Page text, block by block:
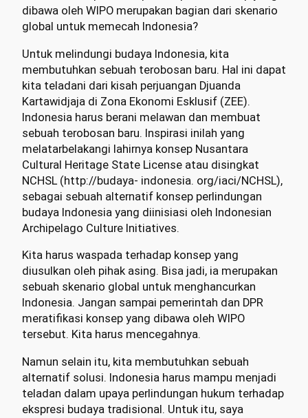
dibawa oleh WIPO merupakan bagian dari skenario
global untuk memecah Indonesia?
Untuk melindungi budaya Indonesia, kita
membutuhkan sebuah terobosan baru. Hal ini dapat
kita teladani dari kisah perjuangan Djuanda
Kartawidjaja di Zona Ekonomi Esklusif (ZEE).
Indonesia harus berani melawan dan membuat
sebuah terobosan baru. Inspirasi inilah yang
melatarbelakangi lahirnya konsep Nusantara
Cultural Heritage State License atau disingkat
NCHSL (http://budaya- indonesia. org/iaci/NCHSL),
sebagai sebuah alternatif konsep perlindungan
budaya Indonesia yang diinisiasi oleh Indonesian
Archipelago Culture Initiatives.
Kita harus waspada terhadap konsep yang
diusulkan oleh pihak asing. Bisa jadi, ia merupakan
sebuah skenario global untuk menghancurkan
Indonesia. Jangan sampai pemerintah dan DPR
meratifikasi konsep yang dibawa oleh WIPO
tersebut. Kita harus mencegahnya.
Namun selain itu, kita membutuhkan sebuah
alternatif solusi. Indonesia harus mampu menjadi
teladan dalam upaya perlindungan hukum terhadap
ekspresi budaya tradisional. Untuk itu, saya